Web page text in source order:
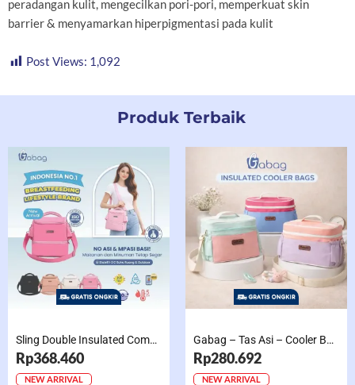
peradangan kulit, mengecilkan pori-pori, memperkuat skin
barrier & menyamarkan hiperpigmentasi pada kulit
Post Views: 1,092
Produk Terbaik
Sling Double Insulated Compartment Cappucino Black, Creamy, Salem, Chocolate
Rp368.460
NEW ARRIVAL
Gabag – Tas Asi – Cooler Bag Sling Single Compartment Mint Grape Bubble
Rp280.692
NEW ARRIVAL